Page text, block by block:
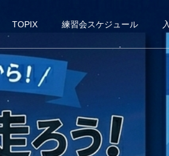
TOPIX 練習会スケジュール